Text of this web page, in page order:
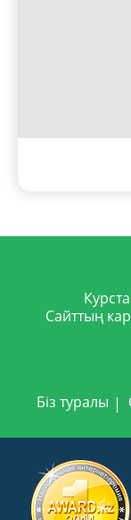
Сайттың
Біз туралы